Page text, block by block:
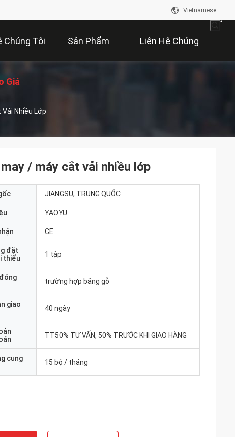
Vietnamese
Chúng Tôi Sản Phẩm Liên Hệ Chúng
Giá
Nhiều Lớp
/ máy cắt vải nhiều lớp
JIANGSU, TRUNG QUỐC
YAOYU
CE
đặt
thiểu
1 tập
trường hợp bằng gỗ
giao
40 ngày
TT50% TƯ VẤN, 50% TRƯỚC KHI GIAO HÀNG
cung
15 bộ / tháng